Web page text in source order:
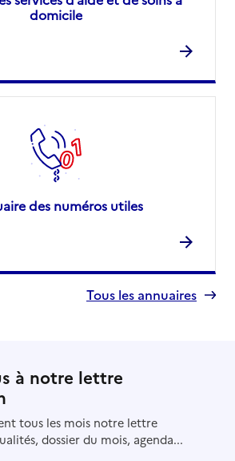
domicile
des numéros utiles
Tous les annuaires
à notre lettre
tous les mois notre lettre
dossier du mois, agenda...